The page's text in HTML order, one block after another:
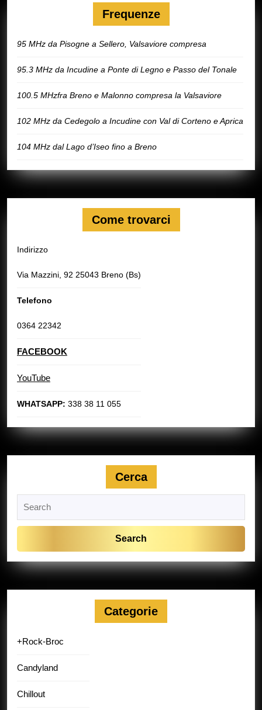
Frequenze
95 MHz da Pisogne a Sellero, Valsaviore compresa
95.3 MHz da Incudine a Ponte di Legno e Passo del Tonale
100.5 MHzfra Breno e Malonno compresa la Valsaviore
102 MHz da Cedegolo a Incudine con Val di Corteno e Aprica
104 MHz dal Lago d’Iseo fino a Breno
Come trovarci
Indirizzo
Via Mazzini, 92 25043 Breno (Bs)
Telefono
0364 22342
FACEBOOK
YouTube
WHATSAPP: 338 38 11 055
Cerca
for:
Categorie
+Rock-Broc
Candyland
Chillout